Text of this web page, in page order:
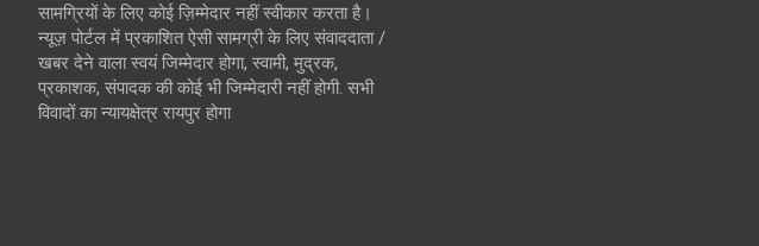
सामग्रियों के लिए कोई ज़िम्मेदार नहीं स्वीकार करता है।
न्यूज़ पोर्टल में प्रकाशित ऐसी सामग्री के लिए संवाददाता /
खबर देने वाला स्वयं जिम्मेदार होगा, स्वामी, मुद्रक,
प्रकाशक, संपादक की कोई भी जिम्मेदारी नहीं होगी. सभी
विवादों का न्यायक्षेत्र रायपुर होगा